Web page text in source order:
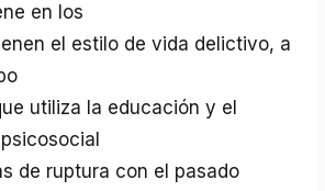
en los
el estilo de vida delictivo, a
utiliza la educación y el
de ruptura con el pasado